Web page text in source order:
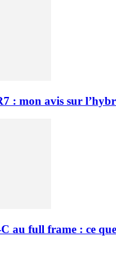
: mon avis sur
C au full frame : ce